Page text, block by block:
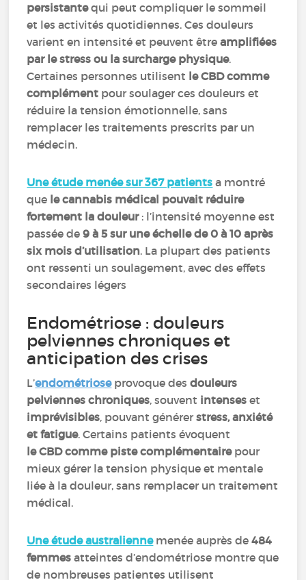
persistantequi peut compliquer le sommeil
et les activités quotidiennes. Ces douleurs
varient en intensité et peuvent êtreamplifiées
par le stress ou la surcharge physique.
Certaines personnes utilisent le CBD comme
complément pour soulager ces douleurs et
réduire la tension émotionnelle, sans
remplacer les traitements prescrits par un
médecin.
Une étude menée sur 367 patients a montré
que le cannabis médical pouvait réduire
fortement la douleur: l’intensité moyenne est
passée de9 à 5 sur une échelle de 0 à 10 après
six mois d’utilisation. La plupart des patients
ont ressenti un soulagement, avec des effets
secondaires légers
Endométriose : douleurs
pelviennes chroniques et
anticipation des crises
L’endométrioseprovoque desdouleurs
pelviennes chroniques, souvent intenses et
imprévisibles, pouvant générerstress, anxiété
et fatigue. Certains patients évoquent
le CBD comme piste complémentairepour
mieux gérer la tension physique et mentale
liée à la douleur, sans remplacer un traitement
médical.
Une étude australiennemenée auprès de484
femmes atteintes d’endométriose montre que
de nombreuses patientes utilisent